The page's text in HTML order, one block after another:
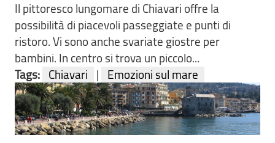
Il pittoresco lungomare di Chiavari offre la
possibilità di piacevoli passeggiate e punti di
ristoro. Vi sono anche svariate giostre per
bambini. In centro si trova un piccolo...
Tags: Chiavari | Emozioni sul mare